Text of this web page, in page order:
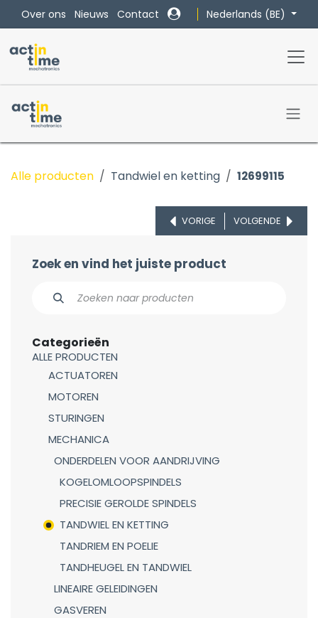
Overslaan naar inhoud
Over ons Nieuws Contact Nederlands (BE)
Alle producten Tandwiel en ketting 12699115
VORIGE VOLGENDE
Zoek en vind het juiste product
Categorieën
ALLE PRODUCTEN
ACTUATOREN
MOTOREN
STURINGEN
MECHANICA
ONDERDELEN VOOR AANDRIJVING
KOGELOMLOOPSPINDELS
PRECISIE GEROLDE SPINDELS
TANDWIEL EN KETTING
TANDRIEM EN POELIE
TANDHEUGEL EN TANDWIEL
LINEAIRE GELEIDINGEN
GASVEREN